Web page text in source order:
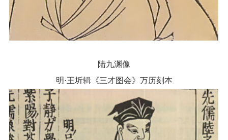
陆九渊像
明·王圻辑《三才图会》万历刻本